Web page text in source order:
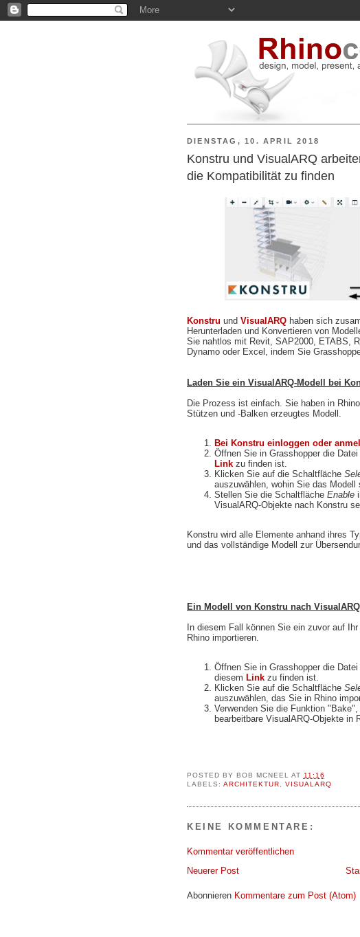
DIENSTAG, 10. APRIL 2018
Konstru und VisualARQ
die Kompatibilität zu finden
Konstru und VisualARQ haben sich
Herunterladen und Konvertieren von
Sie nahtlos mit Revit, SAP2000, ETABS,
Dynamo oder Excel, indem Sie
Laden Sie ein VisualARQ-Modell bei
Die Prozess ist einfach. Sie haben in
Stützen und -Balken erzeugtes Modell.
Bei Konstru einloggen oder
Öffnen Sie in Grasshopper die Datei
Link zu finden ist.
Klicken Sie auf die Schaltfläche
auszuwählen, wohin Sie das Modell
Stellen Sie die Schaltfläche Enable
VisualARQ-Objekte nach Konstru
Konstru wird alle Elemente anhand ihres
und das vollständige Modell zur
Ein Modell von Konstru nach
In diesem Fall können Sie ein zuvor auf
Rhino importieren.
Öffnen Sie in Grasshopper die Datei
diesem Link zu finden ist.
Klicken Sie auf die Schaltfläche
auszuwählen, das Sie in Rhino
Verwenden Sie die Funktion
bearbeitbare VisualARQ-Objekte in
POSTED BY BOB MCNEEL AT 11:16
LABELS: ARCHITEKTUR VISUALARQ
KEINE KOMMENTARE:
Kommentar veröffentlichen
Neuerer Post
Abonnieren Kommentare zum Post (Atom)